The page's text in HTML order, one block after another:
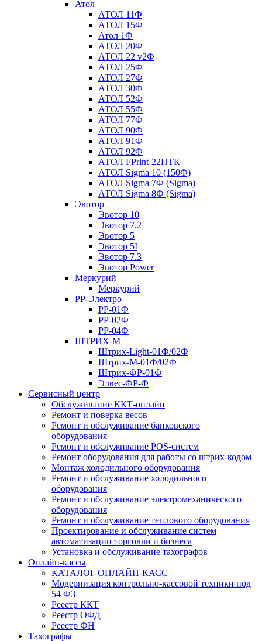
Атол
АТОЛ 11Ф
АТОЛ 15Ф
Атол 1Ф
АТОЛ 20Ф
АТОЛ 22 v2Ф
АТОЛ 25Ф
АТОЛ 27Ф
АТОЛ 30Ф
АТОЛ 52Ф
АТОЛ 55Ф
АТОЛ 77Ф
АТОЛ 90Ф
АТОЛ 91Ф
АТОЛ 92Ф
АТОЛ FPrint-22ПТК
АТОЛ Sigma 10 (150Ф)
АТОЛ Sigma 7Ф (Sigma)
АТОЛ Sigma 8Ф (Sigma)
Эвотор
Эвотор 10
Эвотор 7.2
Эвотор 5
Эвотор 5I
Эвотор 7.3
Эвотор Power
Меркурий
Меркурий
РР-Электро
РР-01Ф
РР-02Ф
РР-04Ф
ШТРИХ-М
Штрих-Light-01Ф/02Ф
Штрих-М-01Ф/02Ф
Штрих-ФР-01Ф
Элвес-ФР-Ф
Сервисный центр
Обслуживание ККТ-онлайн
Ремонт и поверка весов
Ремонт и обслуживание банковского
оборудования
Ремонт и обслуживание POS-систем
Ремонт оборудования для работы со штрих-кодом
Монтаж холодильного оборудования
Ремонт и обслуживание холодильного
оборудования
Ремонт и обслуживание электромеханического
оборудования
Ремонт и обслуживание теплового оборудования
Проектирование и обслуживание систем
автоматизации торговли и бизнеса
Установка и обслуживание тахографов
Онлайн-кассы
КАТАЛОГ ОНЛАЙН-КАСС
Модернизация контрольно-кассовой техники под
54 ФЗ
Реестр ККТ
Реестр ОФД
Реестр ФН
Тахографы